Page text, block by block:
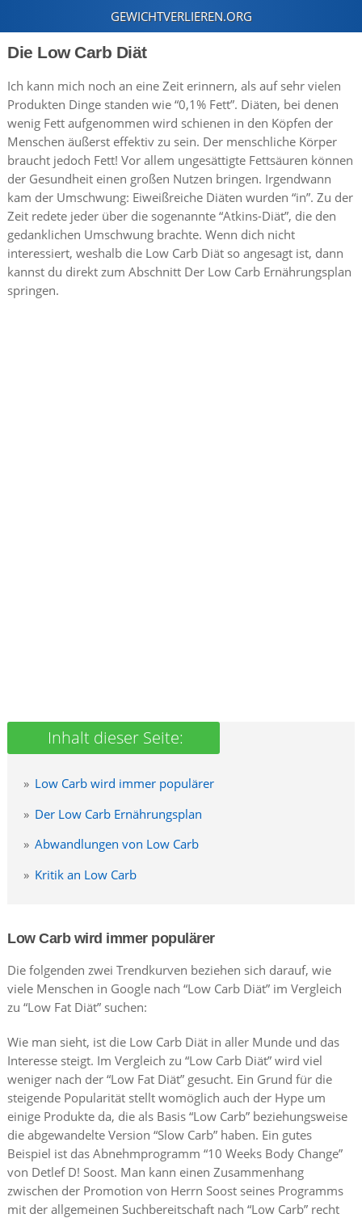
Die Low Carb Diät
Ich kann mich noch an eine Zeit erinnern, als auf sehr vielen
Produkten Dinge standen wie “0,1% Fett”. Diäten, bei denen
wenig Fett aufgenommen wird schienen in den Köpfen der
Menschen äußerst effektiv zu sein. Der menschliche Körper
braucht jedoch Fett! Vor allem ungesättigte Fettsäuren können
der Gesundheit einen großen Nutzen bringen. Irgendwann
kam der Umschwung: Eiweißreiche Diäten wurden “in”. Zu der
Zeit redete jeder über die sogenannte “Atkins-Diät”, die den
gedanklichen Umschwung brachte. Wenn dich nicht
interessiert, weshalb die Low Carb Diät so angesagt ist, dann
kannst du direkt zum Abschnitt Der Low Carb Ernährungsplan
springen.
Low Carb wird immer populärer
Der Low Carb Ernährungsplan
Abwandlungen von Low Carb
Kritik an Low Carb
Low Carb wird immer populärer
Die folgenden zwei Trendkurven beziehen sich darauf, wie
viele Menschen in Google nach “Low Carb Diät” im Vergleich
zu “Low Fat Diät” suchen:
Wie man sieht, ist die Low Carb Diät in aller Munde und das
Interesse steigt. Im Vergleich zu “Low Carb Diät” wird viel
weniger nach der “Low Fat Diät” gesucht. Ein Grund für die
steigende Popularität stellt womöglich auch der Hype um
einige Produkte da, die als Basis “Low Carb” beziehungsweise
die abgewandelte Version “Slow Carb” haben. Ein gutes
Beispiel ist das Abnehmprogramm “10 Weeks Body Change”
von Detlef D! Soost. Man kann einen Zusammenhang
zwischen der Promotion von Herrn Soost seines Programms
mit der allgemeinen Suchbereitschaft nach “Low Carb” recht